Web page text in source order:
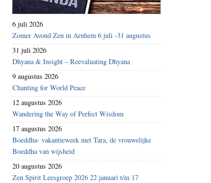
6 juli 2026
Zomer Avond Zen in Arnhem 6 juli -31 augustus
31 juli 2026
Dhyana & Insight – Reevaluating Dhyana
9 augustus 2026
Chanting for World Peace
12 augustus 2026
Wandering the Way of Perfect Wisdom
17 augustus 2026
Boeddha- vakantieweek met Tara, de vrouwelijke
Boeddha van wijsheid
20 augustus 2026
Zen Spirit Leesgroep 2026 22 januari t/m 17